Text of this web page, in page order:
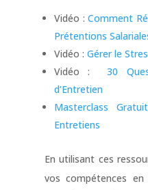
Vidéo :Comment
Prétentions
Vidéo : Gérer le
Vidéo :30
d’Entretien
Masterclass
Entretiens
En utilisant ces
vos compétences